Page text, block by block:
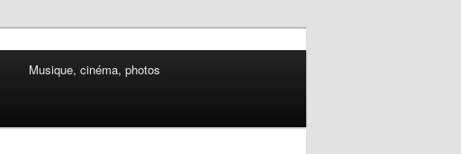
Musique, cinéma, photos